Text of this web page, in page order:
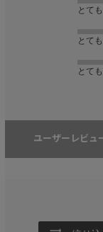
とて
とて
とて
ユーザーレビュ